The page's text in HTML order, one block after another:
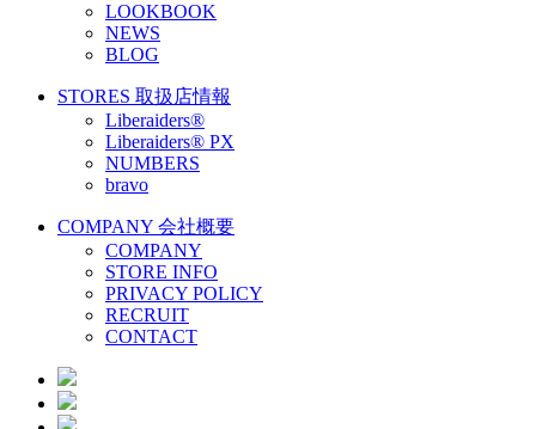
LOOKBOOK
NEWS
BLOG
STORES 取扱店情報
Liberaiders®
Liberaiders® PX
NUMBERS
bravo
COMPANY 会社概要
COMPANY
STORE INFO
PRIVACY POLICY
RECRUIT
CONTACT